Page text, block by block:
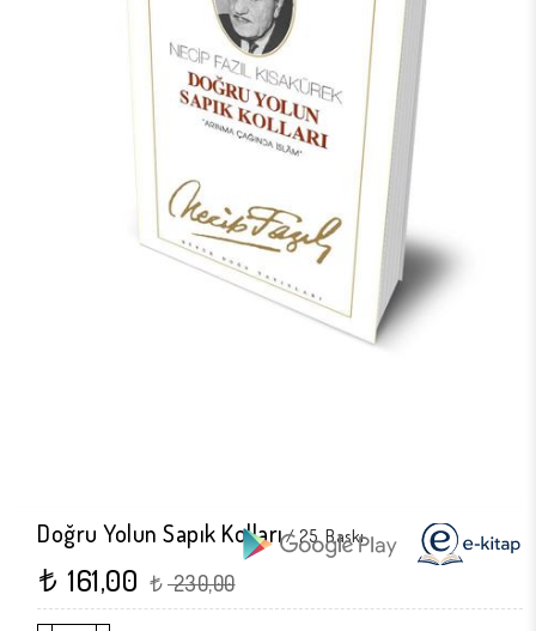
Doğru Yolun Sapık Kolları/ 25. Baskı
t 230,00
t 161,00